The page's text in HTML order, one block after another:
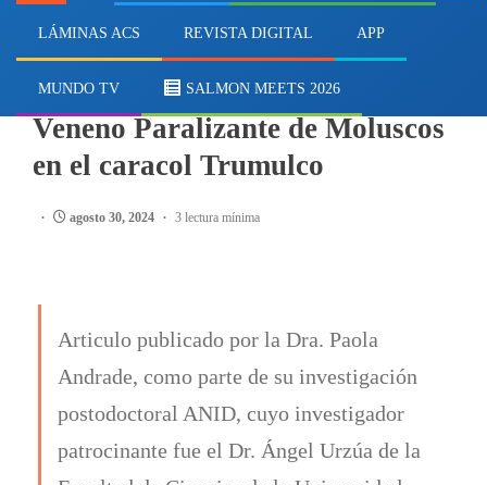
LÁMINAS ACS REVISTA DIGITAL APP
MUNDO TV SALMON MEETS 2026
Estudio evalúa el efecto del
Veneno Paralizante de Moluscos
en el caracol Trumulco
agosto 30, 2024 3 lectura mínima
Articulo publicado por la Dra. Paola
Andrade, como parte de su investigación
postodoctoral ANID, cuyo investigador
patrocinante fue el Dr. Ángel Urzúa de la